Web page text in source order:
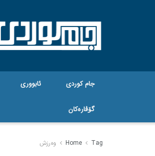
جام کوردی ئابووری
گۆڤاره‌کان
Home Tag وەرزش